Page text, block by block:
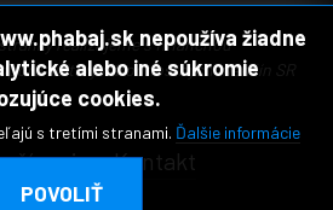
realizujeme s finančnou
kultúry národnostných menšín SR
Kontakt
nepoužíva žiadne
alebo iné súkromie
cookies.
s tretími stranami. Ďalšie informácie
POVOLIŤ